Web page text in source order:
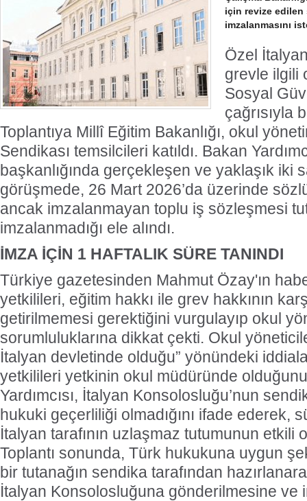
için revize
imzalanmasını
Özel
grevle ilgili
Sosyal
çağrısıyla
Toplantıya Millî Eğitim Bakanlığı, okul
Sendikası temsilcileri katıldı. Bakan
başkanlığında gerçekleşen ve yaklaşık iki
görüşmede, 26 Mart 2026’da üzerinde
ancak imzalanmayan toplu iş sözleşmesi
imzalanmadığı ele alındı.
İMZA İÇİN 1 HAFTALIK SÜRE TANINDI
Türkiye gazetesinden Mahmut Özay'ın
yetkilileri, eğitim hakkı ile grev hakkının
getirilmemesi gerektiğini vurgulayıp okul
sorumluluklarına dikkat çekti. Okul
İtalyan devletinde olduğu” yönündeki
yetkilileri yetkinin okul müdüründe
Yardımcısı, İtalyan Konsolosluğu’nun
hukuki geçerliliği olmadığını ifade ederek,
İtalyan tarafının uzlaşmaz tutumunun etkili
Toplantı sonunda, Türk hukukuna uygun
bir tutanağın sendika tarafından
İtalyan Konsolosluğuna gönderilmesine ve